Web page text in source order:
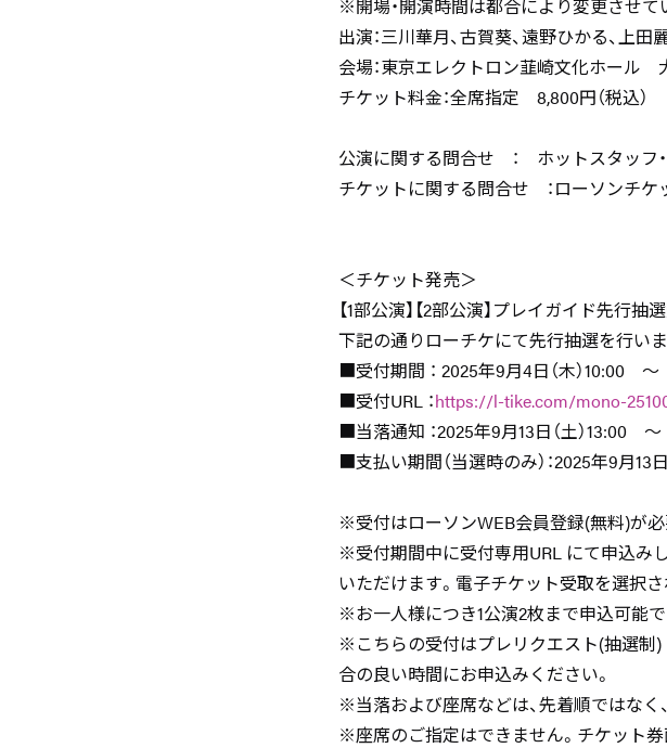
※開場・開演時間は都合により変更させて
出演：三川華月、古賀葵、遠野ひかる、上田
会場：東京エレクトロン韮崎文化ホール
チケット料金：全席指定 8,800円（税込）
公演に関する問合せ ： ホットスタッフ・
チケットに関する問合せ ：ローソンチ
＜チケット発売＞
【1部公演】【2部公演】プレイガイド先行抽
下記の通りローチケにて先行抽選を行いま
■受付期間 ： 2025年9月4日（木）10:00
■受付URL ：https://l-tike.com/mono-
■当落通知 ：2025年9月13日（土）13:00 ～
■支払い期間（当選時のみ）：2025年9月13
※受付はローソンWEB会員登録(無料)が必
※受付期間中に受付専用URL にて申込み
いただけます。電子チケット受取を選択
※お一人様につき1公演2枚まで申込可能で
※こちらの受付はプレリクエスト(抽選制
合の良い時間にお申込みください。
※当落および座席などは、先着順ではなく
※座席のご指定はできません。チケット券